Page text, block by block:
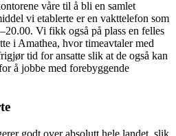
våre til å bli en samlet
vi etablerte er en vakttelefon som
Vi fikk også på plass en felles
i Amathea, hvor timeavtaler med
tid for ansatte slik at de også kan
å jobbe med forebyggende
godt over absolutt hele landet, slik